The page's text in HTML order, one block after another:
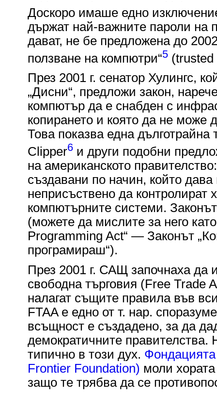
Доскоро имаше едно
държат най-важните пароли на
дават, не бе предложена до
ползване на компютри“5(trusted
През 2001 г. сенатор Хулингс,
„Дисни“, предложи закон,
компютър да е снабден с
копирането и която да не може
Това показва една
Clipper6и други подобни
на американското
създавани по начин, който
неприсъствено да контролират
компютърните системи.
(можете да мислите за него
Programming Act“ — Законът
програмираш“).
През 2001 г. САЩ започнаха да
свободна търговия (Free Trade
налагат същите правила във
FTAA е едно от т. нар.
всъщност е създадено, за да
демократичните правителства.
типично в този дух. Фондацията
Frontier Foundation) моли
защо те трябва да се